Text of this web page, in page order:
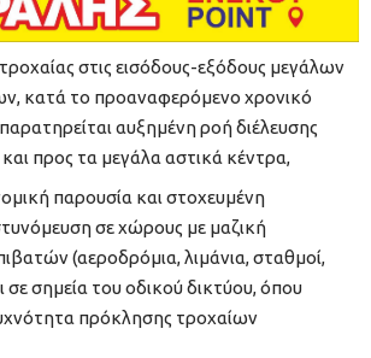
στις εισόδους-εξόδους μεγάλων
κατά το προαναφερόμενο χρονικό
αυξημένη ροή διέλευσης
προς τα μεγάλα αστικά κέντρα,
παρουσία και στοχευμένη
σε χώρους με μαζική
(αεροδρόμια, λιμάνια, σταθμοί,
σε σημεία του οδικού δικτύου, όπου
πρόκλησης τροχαίων